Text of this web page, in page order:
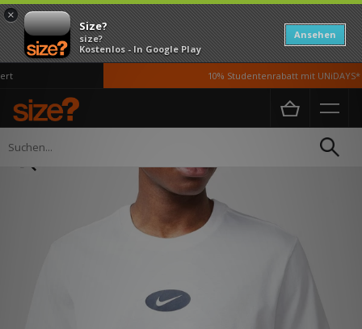
×
Size?
size?
Kostenlos - In Google Play
Ansehen
10% Studentenrabatt mit UNiDAYS*
Home Herren